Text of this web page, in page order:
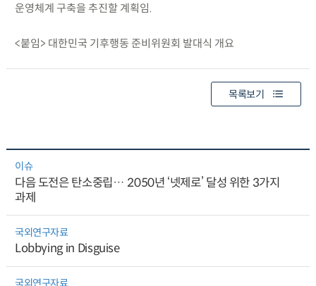
운영체계 구축을 추진할 계획임.
<붙임> 대한민국 기후행동 준비위원회 발대식 개요
목록보기
이슈
다음 도전은 탄소중립… 2050년 ‘넷제로’ 달성 위한 3가지
과제
국외연구자료
Lobbying in Disguise
국외연구자료